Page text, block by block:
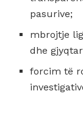
pasurive;
mbrojtje
dhe
forcim të